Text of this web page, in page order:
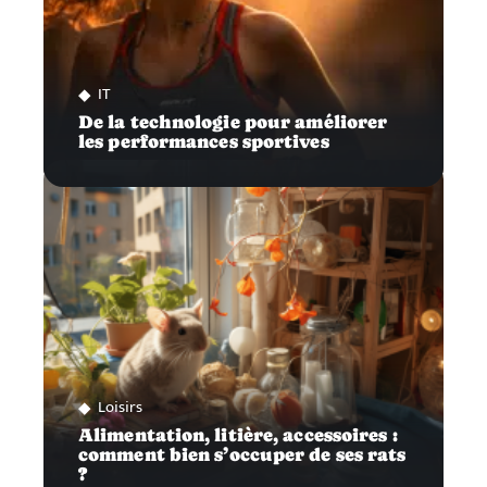
IT
De la technologie pour améliorer
les performances sportives
Loisirs
Alimentation, litière, accessoires :
comment bien s’occuper de ses rats
?